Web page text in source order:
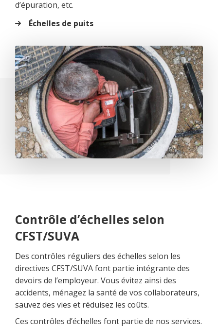
d’épuration, etc.
Échelles de puits
Contrôle d’échelles selon
CFST/SUVA
Des contrôles réguliers des échelles selon les
directives CFST/SUVA font partie intégrante des
devoirs de l’employeur. Vous évitez ainsi des
accidents, ménagez la santé de vos collaborateurs,
sauvez des vies et réduisez les coûts.
Ces contrôles d’échelles font partie de nos services.